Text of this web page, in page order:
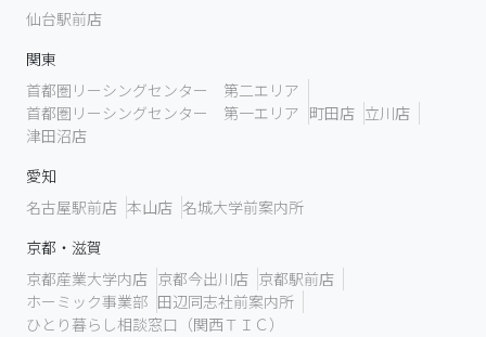
仙台駅前店
関東
首都圏リーシングセンター 第二エリア
首都圏リーシングセンター 第一エリア 町田店 立川店
津田沼店
愛知
名古屋駅前店 本山店 名城大学前案内所
京都・滋賀
京都産業大学内店 京都今出川店 京都駅前店
ホーミック事業部 田辺同志社前案内所
ひとり暮らし相談窓口（関西ＴＩＣ）